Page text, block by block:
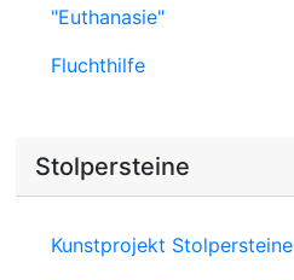
"Euthanasie"
Fluchthilfe
Stolpersteine
Kunstprojekt Stolpersteine